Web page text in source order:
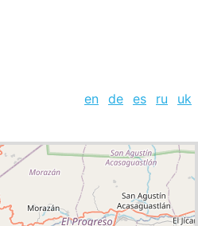
en de es ru
uk